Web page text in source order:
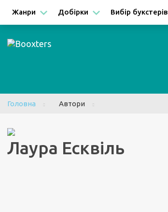
Жанри Добірки Вибір букстерів
FacebookGoogle
Головна Автори
Лаура Есквіль